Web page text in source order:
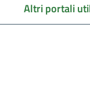
Altri portali